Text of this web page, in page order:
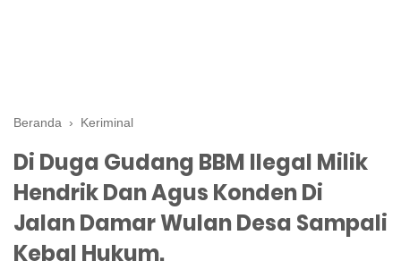
Beranda › Keriminal
Di Duga Gudang BBM Ilegal Milik
Hendrik Dan Agus Konden Di
Jalan Damar Wulan Desa Sampali
Kebal Hukum.